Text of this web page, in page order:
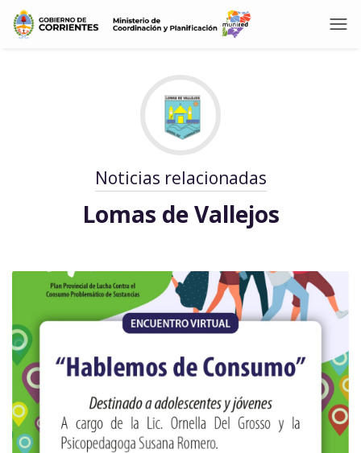
Noticias relacionadas
Lomas de Vallejos